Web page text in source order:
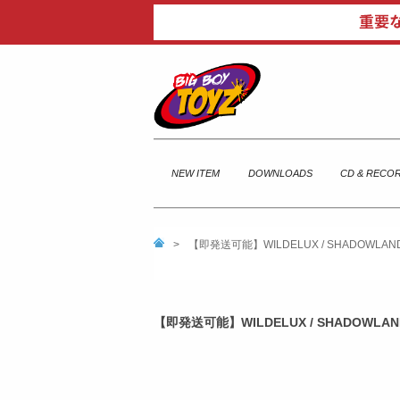
NEW ITEM DOWNLOADS CD &
> 【即発送可能】WILDELUX /
【即発送可能】WILDELUX /